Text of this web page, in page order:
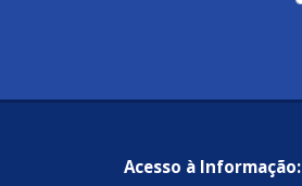
Acesso à Informação: